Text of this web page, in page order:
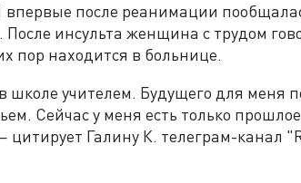
после реанимации
инсульта женщина с трудом
пор находится в больнице.
учителем. Будущего для меня
Сейчас у меня есть только
цитирует Галину К. телеграм-канал